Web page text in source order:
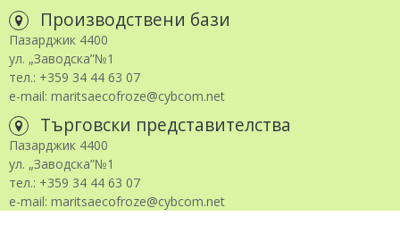
Производствени бази
Пазарджик 4400
ул. „Заводска”№1
тел.: +359 34 44 63 07
e-mail: maritsaecofroze@cybcom.net
Търговски представителства
Пазарджик 4400
ул. „Заводска”№1
тел.: +359 34 44 63 07
e-mail: maritsaecofroze@cybcom.net